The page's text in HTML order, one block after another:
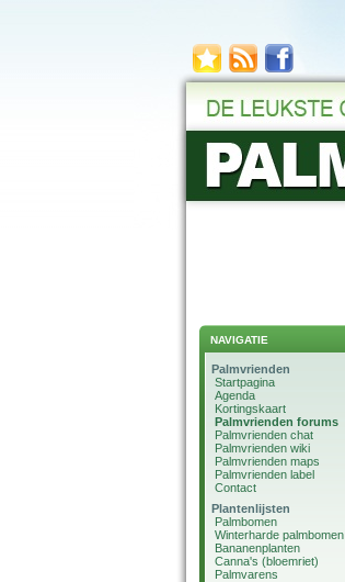
NAVIGATIE
Palmvrienden
Startpagina
Agenda
Kortingskaart
Palmvrienden forums
Palmvrienden chat
Palmvrienden wiki
Palmvrienden maps
Palmvrienden label
Contact
Plantenlijsten
Palmbomen
Winterharde palmbomen
Bananenplanten
Canna's (bloemriet)
Palmvarens